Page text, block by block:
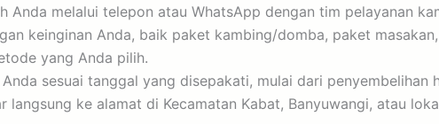
Anda melalui telepon atau WhatsApp dengan tim pelayanan
keinginan Anda, baik paket kambing/domba, paket
yang Anda pilih.
sesuai tanggal yang disepakati, mulai dari penyembelihan
langsung ke alamat di Kecamatan Kabat, Banyuwangi, atau